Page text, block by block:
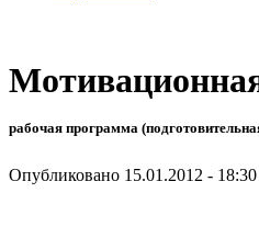
рабочая программа
Опубликовано 15.01.2012 -